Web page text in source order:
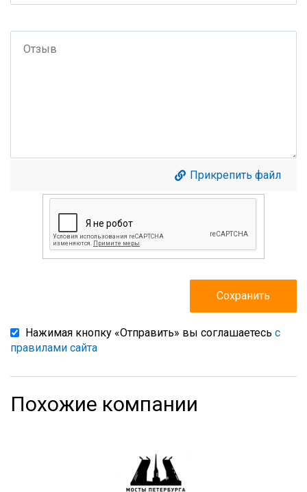
Прикрепить файл
Нажимая кнопку «Отправить» вы соглашаетесь с
правилами сайта
Похожие компании